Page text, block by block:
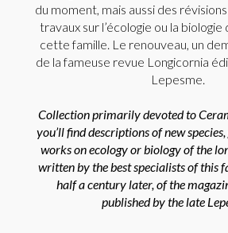
du moment, mais aussi des
travaux sur l’écologie ou la
cette famille. Le renouveau, un
de la fameuse revue Longicornia
Lepesme.
Collection primarily devoted to
you’ll find descriptions of new
works on ecology or biology of the
written by the best specialists of this
half a century later, of the
published by the late